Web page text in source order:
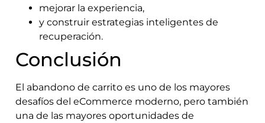
mejorar la experiencia,
y construir estrategias inteligentes de
recuperación.
Conclusión
El abandono de carrito es uno de los mayores
desafíos del eCommerce moderno, pero también
una de las mayores oportunidades de